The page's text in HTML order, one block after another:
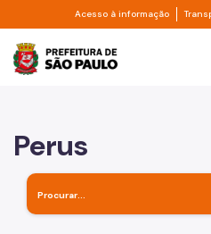
Pular para o Conteúdo
Acesso à informação
Prefeitura de
Perus